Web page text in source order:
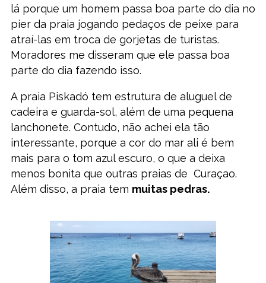
lá porque um homem passa boa parte do dia no
píer da praia jogando pedaços de peixe para
atraí-las em troca de gorjetas de turistas.
Moradores me disseram que ele passa boa
parte do dia fazendo isso.
A praia Piskadó tem estrutura de aluguel de
cadeira e guarda-sol, além de uma pequena
lanchonete. Contudo, não achei ela tão
interessante, porque a cor do mar ali é bem
mais para o tom azul escuro, o que a deixa
menos bonita que outras praias de Curaçao.
Além disso, a praia tem muitas pedras.